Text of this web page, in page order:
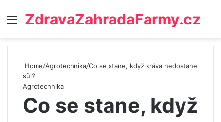
Menu
ZdravaZahradaFarmy.cz
Home/Agrotechnika/Co se stane, když kráva nedostane
sůl?
Agrotechnika
Co se stane, když